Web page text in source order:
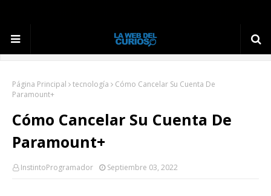
Página Principal tecnología
Cómo Cancelar Su Cuenta De
Paramount+
Cómo Cancelar Su Cuenta De
Paramount+
InstintoProgramador Septiembre 03, 2022